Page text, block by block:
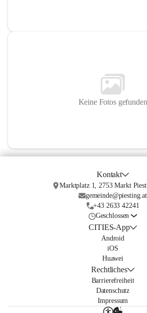
Keine Fotos gefunden
Kontakt
Marktplatz 1, 2753 Markt
gemeinde@piesting.at
+43 2633 42241
Geschlossen
CITIES-App
Android
iOS
Huawei
Rechtliches
Barrierefreiheit
Datenschutz
Impressum